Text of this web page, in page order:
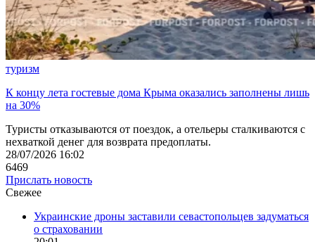
туризм
К концу лета гостевые дома Крыма оказались заполнены лишь
на 30%
Туристы отказываются от поездок, а отельеры сталкиваются с
нехваткой денег для возврата предоплаты.
28/07/2026 16:02
6469
Прислать новость
Свежее
Украинские дроны заставили севастопольцев задуматься
о страховании